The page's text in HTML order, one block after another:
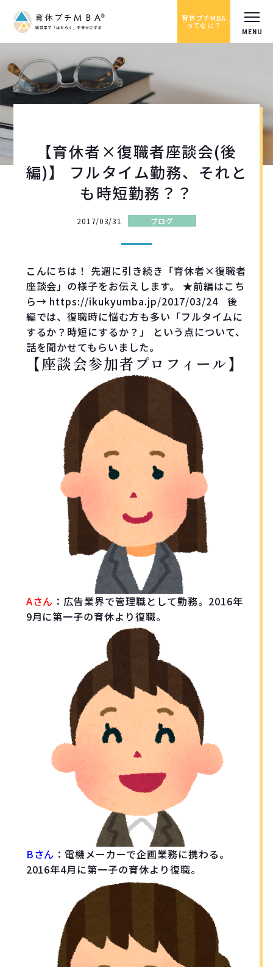
育休プチMBA
ってなに？
【育休者×復職者座談会(後
編)】 フルタイム勤務、それと
も時短勤務？？
2017/03/31 ブログ
こんにちは！ 先週に引き続き「育休者×復職者
座談会」の様子をお伝えします。 ★前編はこち
ら→ https://ikukyumba.jp/2017/03/24 後
編では、復職時に悩む方も多い「フルタイムに
するか？時短にするか？」 という点について、
話を聞かせてもらいました。
【座談会参加者プロフィール】
Aさん ：広告業界で管理職として勤務。2016年
9月に第一子の育休より復職。
Bさん ：電機メーカーで企画業務に携わる。
2016年4月に第一子の育休より復職。